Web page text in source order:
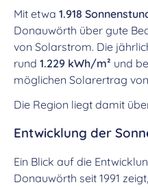
Mit etwa 1.918
Donauwörth über gute
von Solarstrom. Die
rund 1.229 kWh/m² und
möglichen Solarertrag
Die Region liegt damit
Entwicklung der
Ein Blick auf die
Donauwörth seit 1991